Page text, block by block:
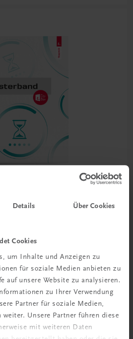
Details Über Cookies
Cookies
um Inhalte und Anzeigen zu
für soziale Medien anbieten zu
auf unsere Website zu analysieren.
zu Ihrer Verwendung
Partner für soziale Medien,
weiter. Unsere Partner führen diese
mit weiteren Daten
1 HAS/HF